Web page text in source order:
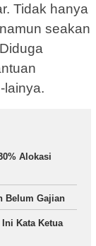
Tidak hanya
seakan
lainya.
Alokasi
Belum Gajian
Kata Ketua